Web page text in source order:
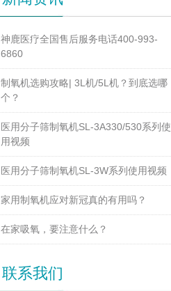
神鹿医疗全国售后服务电话400-993-
6860
制氧机选购攻略| 3L机/5L机？到底选哪
个？
医用分子筛制氧机SL-3A330/530系列使
用视频
医用分子筛制氧机SL-3W系列使用视频
家用制氧机应对新冠真的有用吗？
在家吸氧，要注意什么？
联系我们